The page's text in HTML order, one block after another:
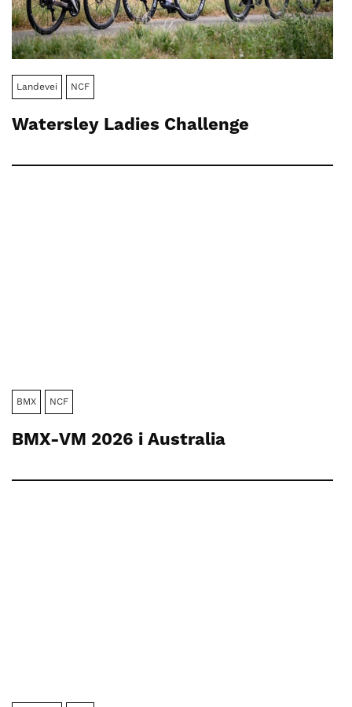
Landevei NCF
Watersley Ladies Challenge
BMX NCF
BMX-VM 2026 i Australia